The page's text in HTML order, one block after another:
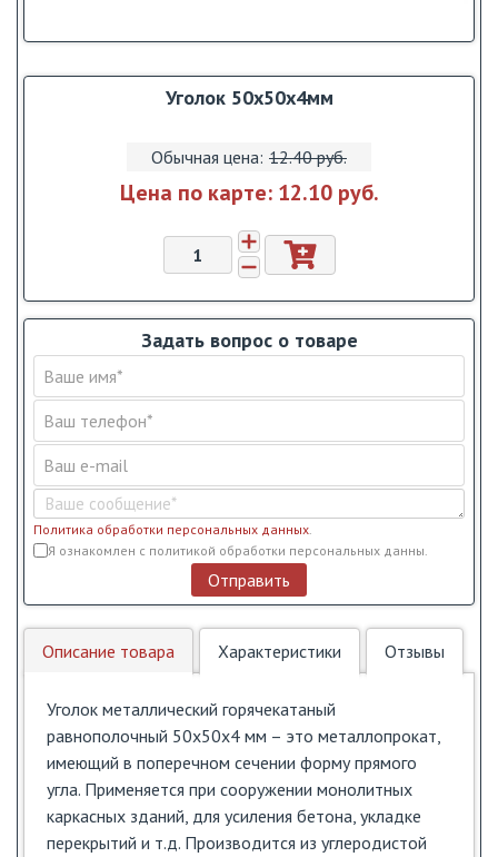
Уголок 50х50х4мм
Обычная цена: 12.40 pуб.
Цена по карте: 12.10 pуб.
Задать вопрос о товаре
Политика обработки персональных данных.
Условия обслуживания*
Я ознакомлен с политикой обработки персональных данны.
Отправить
Описание товара Характеристики Отзывы
Уголок металлический горячекатаный
равнополочный 50х50х4 мм – это металлопрокат,
имеющий в поперечном сечении форму прямого
угла. Применяется при сооружении монолитных
каркасных зданий, для усиления бетона, укладке
перекрытий и т.д. Производится из углеродистой